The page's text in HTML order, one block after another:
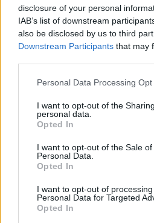
disclosure of your personal
IAB’s list of downstream
also be disclosed by us to third
Downstream Participants that may
Personal Data Processing
I want to opt-out of the
personal data.
Opted In
I want to opt-out of the Sale of
Personal Data.
Opted In
I want to opt-out of
Personal Data for Targeted
Opted In
Rugby Lions Alto Lazio -
C.U.S. Siena - Old
Rugby Gubbio 1984 -
Firenze 10-15
Rugby Lions Alto Lazio 52
Rugby Perugia 42
Rugby Gubbio 1984 37